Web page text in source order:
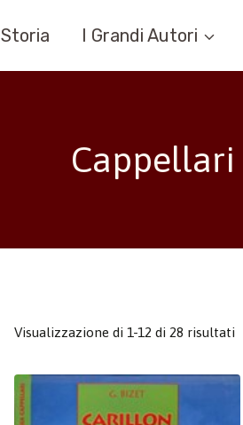
Storia I Grandi Autori
Cappellari
Visualizzazione di 1-12 di 28 risultati